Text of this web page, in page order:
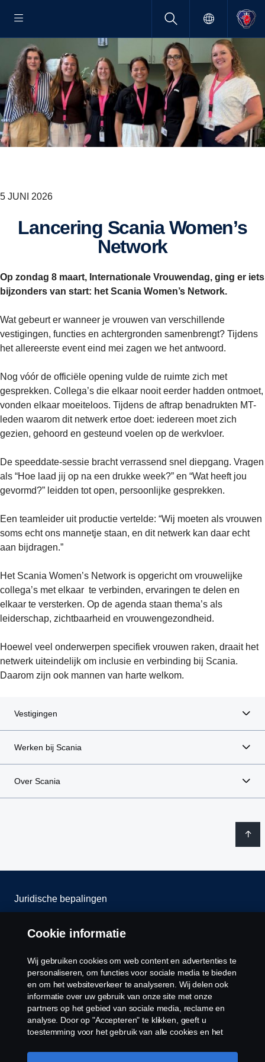
5 JUNI 2026
Lancering Scania Women’s
Network
Op zondag 8 maart, Internationale Vrouwendag, ging er iets
bijzonders van start: het Scania Women’s Network.
Wat gebeurt er wanneer je vrouwen van verschillende
vestigingen, functies en achtergronden samenbrengt? Tijdens
het allereerste event eind mei zagen we het antwoord.
Nog vóór de officiële opening vulde de ruimte zich met
gesprekken. Collega’s die elkaar nooit eerder hadden ontmoet,
vonden elkaar moeiteloos. Tijdens de aftrap benadrukten MT-
leden waarom dit netwerk ertoe doet: iedereen moet zich
gezien, gehoord en gesteund voelen op de werkvloer.
De speeddate-sessie bracht verrassend snel diepgang. Vragen
als “Hoe laad jij op na een drukke week?” en “Wat heeft jou
gevormd?” leidden tot open, persoonlijke gesprekken.
Een teamleider uit productie vertelde: “Wij moeten als vrouwen
soms echt ons mannetje staan, en dit netwerk kan daar echt
aan bijdragen.”
Het Scania Women’s Network is opgericht om vrouwelijke
collega’s met elkaar te verbinden, ervaringen te delen en
elkaar te versterken. Op de agenda staan thema’s als
leiderschap, zichtbaarheid en vrouwengezondheid.
Hoewel veel onderwerpen specifiek vrouwen raken, draait het
netwerk uiteindelijk om inclusie en verbinding bij Scania.
Daarom zijn ook mannen van harte welkom.
Vestigingen
Werken bij Scania
Over Scania
Juridische bepalingen
Privacy verklaring
Contact
Cookie policy
Cookie instellingen
Cookie informatie
Wij gebruiken cookies om web content en advertenties te
personaliseren, om functies voor sociale media te bieden
en om het websiteverkeer te analyseren. Wij delen ook
informatie over uw gebruik van onze site met onze
partners op het gebied van sociale media, reclame en
analyse. Door op "Accepteren" te klikken, geeft u
toestemming voor het gebruik van alle cookies en het
door op "Cookie Instellingen" te klikken en de